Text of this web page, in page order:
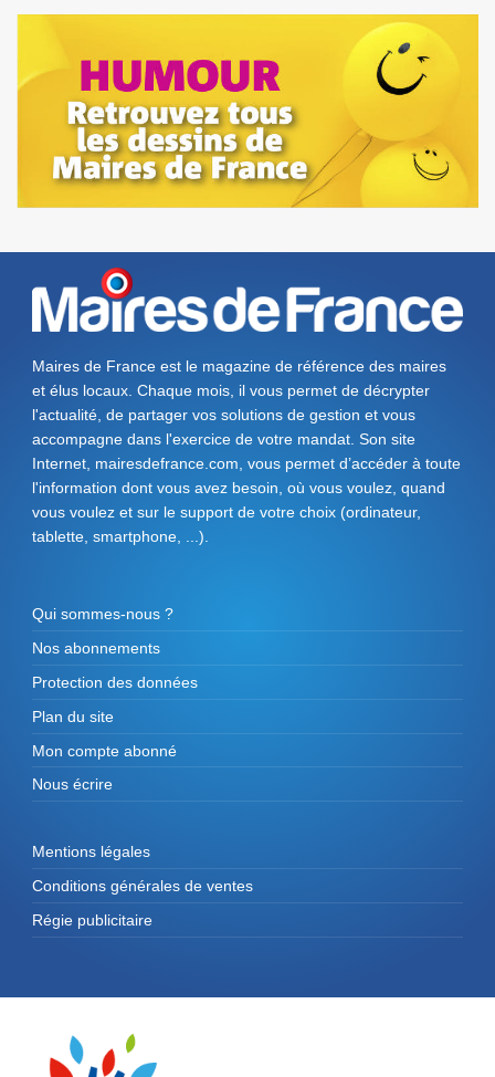
Maires de France est le magazine de référence des maires
et élus locaux. Chaque mois, il vous permet de décrypter
l'actualité, de partager vos solutions de gestion et vous
accompagne dans l'exercice de votre mandat. Son site
Internet, mairesdefrance.com, vous permet d’accéder à toute
l'information dont vous avez besoin, où vous voulez, quand
vous voulez et sur le support de votre choix (ordinateur,
tablette, smartphone, ...).
Qui sommes-nous ?
Nos abonnements
Protection des données
Plan du site
Mon compte abonné
Nous écrire
Mentions légales
Conditions générales de ventes
Régie publicitaire